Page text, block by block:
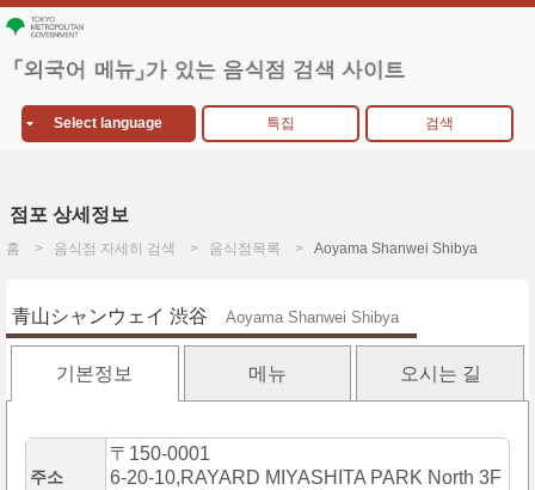
Select language 특집 검색
점포 상세정보
홈 음식점 자세히 검색 음식점목록 Aoyama Shanwei Shibya
青山シャンウェイ 渋谷 Aoyama Shanwei Shibya
기본정보 메뉴 오시는 길
주소
〒150-0001
6-20-10,RAYARD MIYASHITA PARK North 3F